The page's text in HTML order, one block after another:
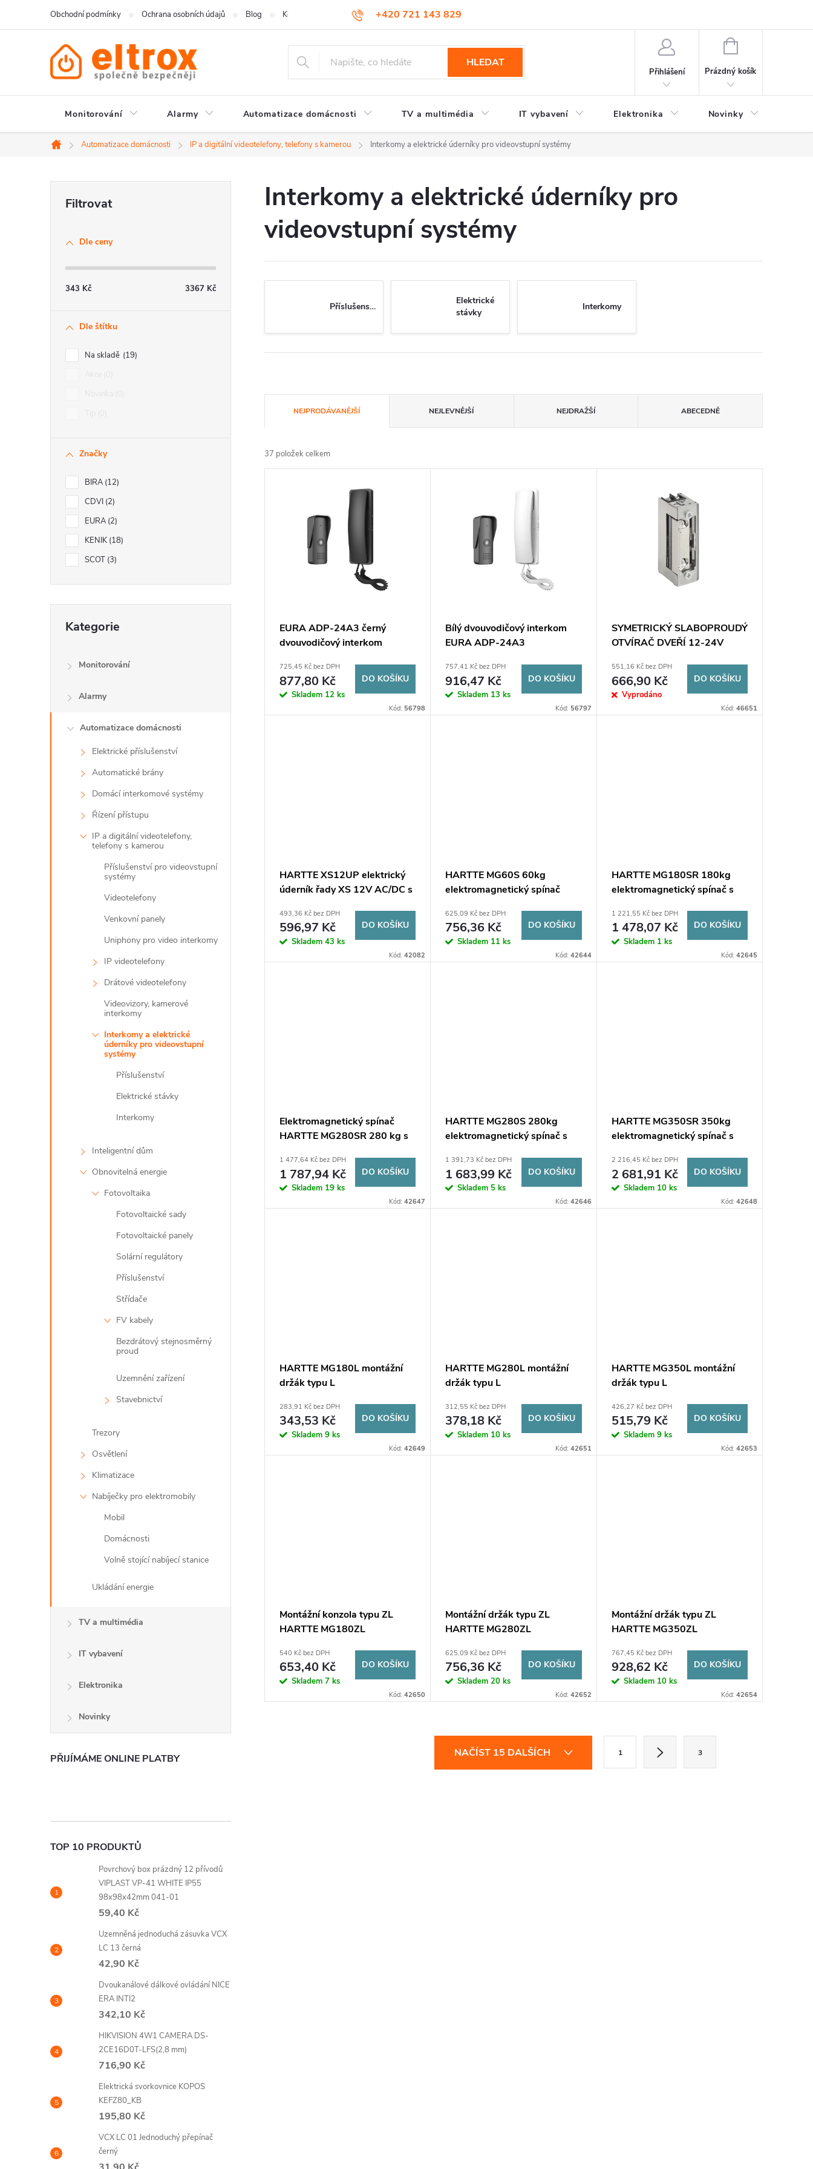
+420 721 143 829
Obchodní podmínky Ochrana osobních údajů Blog Kontakty
HLEDAT
Přihlášení
NÁKUPNÍ
Prázdný košík
Monitorování Alarmy Automatizace domácnosti TV a multimédia IT vybavení Elektronika Novinky
Domů
Automatizace domácnosti IP a digitální videotelefony, telefony s kamerou Interkomy a elektrické úderníky pro videovstupní systémy
l
Dle ceny
343 Kč 3367 Kč
Dle štítku
Na skladě 19
Značky
BIRA 12
CDVI 2
EURA 2
KENIK 18
SCOT 3
kategorie
Kategorie
Monitorování
Alarmy
Automatizace domácnosti
Elektrické příslušenství
Automatické brány
Domácí interkomové systémy
Řízení přístupu
IP a digitální videotelefony,
telefony s kamerou
Příslušenství pro videovstupní
systémy
Videotelefony
Venkovní panely
Uniphony pro video interkomy
IP videotelefony
Drátové videotelefony
Videovizory, kamerové
interkomy
Interkomy a elektrické
úderníky pro videovstupní
systémy
Příslušenství
Elektrické stávky
Interkomy
Inteligentní dům
Obnovitelná energie
Fotovoltaika
Fotovoltaické sady
Fotovoltaické panely
Solární regulátory
Příslušenství
Střídače
FV kabely
Bezdrátový stejnosměrný
proud
Uzemnění zařízení
Stavebnictví
Trezory
Osvětlení
Klimatizace
Nabíječky pro elektromobily
Mobil
Domácnosti
Volně stojící nabíjecí stanice
Ukládání energie
TV a multimédia
IT vybavení
Elektronika
Novinky
PŘIJÍMÁME ONLINE PLATBY
TOP 10 PRODUKTŮ
Povrchový box prázdný 12 přívodů
VIPLAST VP-41 WHITE IP55
98x98x42mm 041-01
59,40 Kč
Uzemněná jednoduchá zásuvka VCX
LC 13 černá
42,90 Kč
Dvoukanálové dálkové ovládání NICE
ERA INTI2
342,10 Kč
HIKVISION 4W1 CAMERA DS-
2CE16D0T-LFS(2,8 mm)
716,90 Kč
Elektrická svorkovnice KOPOS
KEFZ80_KB
195,80 Kč
VCX LC 01 Jednoduchý přepínač
černý
Interkomy a elektrické úderníky pro
videovstupní systémy
Příslušenství
Elektrické
stávky
Interkomy
a
z
u
NEJPRODÁVANĚJŠÍ NEJLEVNĚJŠÍ NEJDRAŽŠÍ ABECEDNĚ
37 položek celkem
d
EURA ADP-24A3 černý
dvouvodičový interkom
725,45 Kč bez DPH
877,80 Kč
Skladem 12 ks
DO KOŠÍKU
Kód: 56798
Bílý dvouvodičový interkom
EURA ADP-24A3
757,41 Kč bez DPH
916,47 Kč
Skladem 13 ks
DO KOŠÍKU
Kód: 56797
SYMETRICKÝ SLABOPROUDÝ
OTVÍRAČ DVEŘÍ 12-24V
551,16 Kč bez DPH
666,90 Kč
Vyprodáno
DO KOŠÍKU
Kód: 46651
HARTTE XS12UP elektrický
úderník řady XS 12V AC/DC s
493,36 Kč bez DPH
596,97 Kč
Skladem 43 ks
DO KOŠÍKU
Kód:42082
HARTTE MG60S 60kg
elektromagnetický spínač
625,09 Kč bez DPH
756,36 Kč
Skladem 11 ks
DO KOŠÍKU
Kód: 42644
HARTTE MG180SR 180kg
elektromagnetický spínač s
1 221,55 Kč bez DPH
1 478,07 Kč
Skladem 1 ks
DO KOŠÍKU
Kód: 42645
Elektromagnetický spínač
HARTTE MG280SR 280 kg s
1 477,64 Kč bez DPH
1 787,94 Kč
Skladem 19 ks
DO KOŠÍKU
Kód:42647
HARTTE MG280S 280kg
elektromagnetický spínač s
1 391,73 Kč bez DPH
1 683,99 Kč
Skladem 5 ks
DO KOŠÍKU
Kód: 42646
HARTTE MG350SR 350kg
elektromagnetický spínač s
2 216,45 Kč bez DPH
2 681,91 Kč
Skladem 10 ks
DO KOŠÍKU
Kód: 42648
HARTTE MG180L montážní
držák typu L
283,91 Kč bez DPH
343,53 Kč
Skladem 9 ks
DO KOŠÍKU
Kód:42649
HARTTE MG280L montážní
držák typu L
312,55 Kč bez DPH
378,18 Kč
Skladem 10 ks
DO KOŠÍKU
Kód: 42651
HARTTE MG350L montážní
držák typu L
426,27 Kč bez DPH
515,79 Kč
Skladem 9 ks
DO KOŠÍKU
Kód: 42653
Montážní konzola typu ZL
HARTTE MG180ZL
540 Kč bez DPH
653,40 Kč
Skladem 7 ks
DO KOŠÍKU
Kód:42650
Montážní držák typu ZL
HARTTE MG280ZL
625,09 Kč bez DPH
756,36 Kč
Skladem20 ks
DO KOŠÍKU
Kód: 42652
Montážní držák typu ZL
HARTTE MG350ZL
767,45 Kč bez DPH
928,62 Kč
Skladem 10 ks
DO KOŠÍKU
Kód: 42654
NAČÍST 15 DALŠÍCH 1 3